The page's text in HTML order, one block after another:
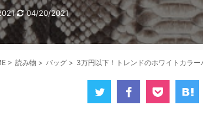
04/20/2021
> 読み物 > バッグ > 3万円以下！トレンドのホワイトカラー